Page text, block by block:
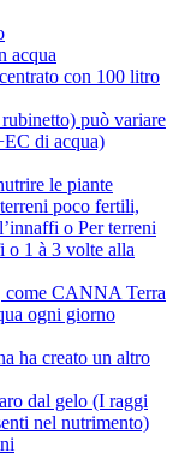
acqua
con 100 litro
può variare
di acqua)
le piante
poco fertili,
o Per terreni
o 1 à 3 volte alla
come CANNA Terra
ogni giorno
ha creato un altro
dal gelo (I raggi
nel nutrimento)